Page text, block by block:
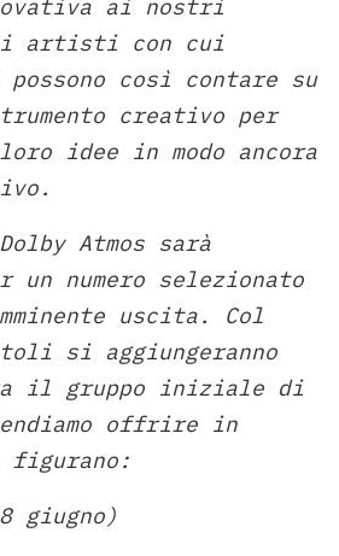
ai nostri
artisti con cui
così contare su
creativo per
idee in modo ancora
Atmos sarà
un numero selezionato
uscita. Col
si aggiungeranno
il gruppo iniziale di
offrire in
figurano:
giugno)